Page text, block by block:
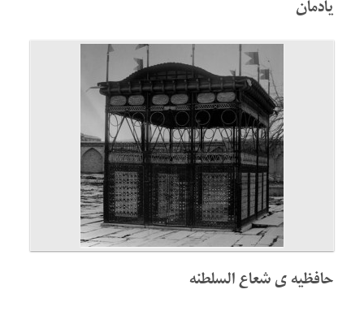
یادمان
حافظیه ی شعاع السلطنه